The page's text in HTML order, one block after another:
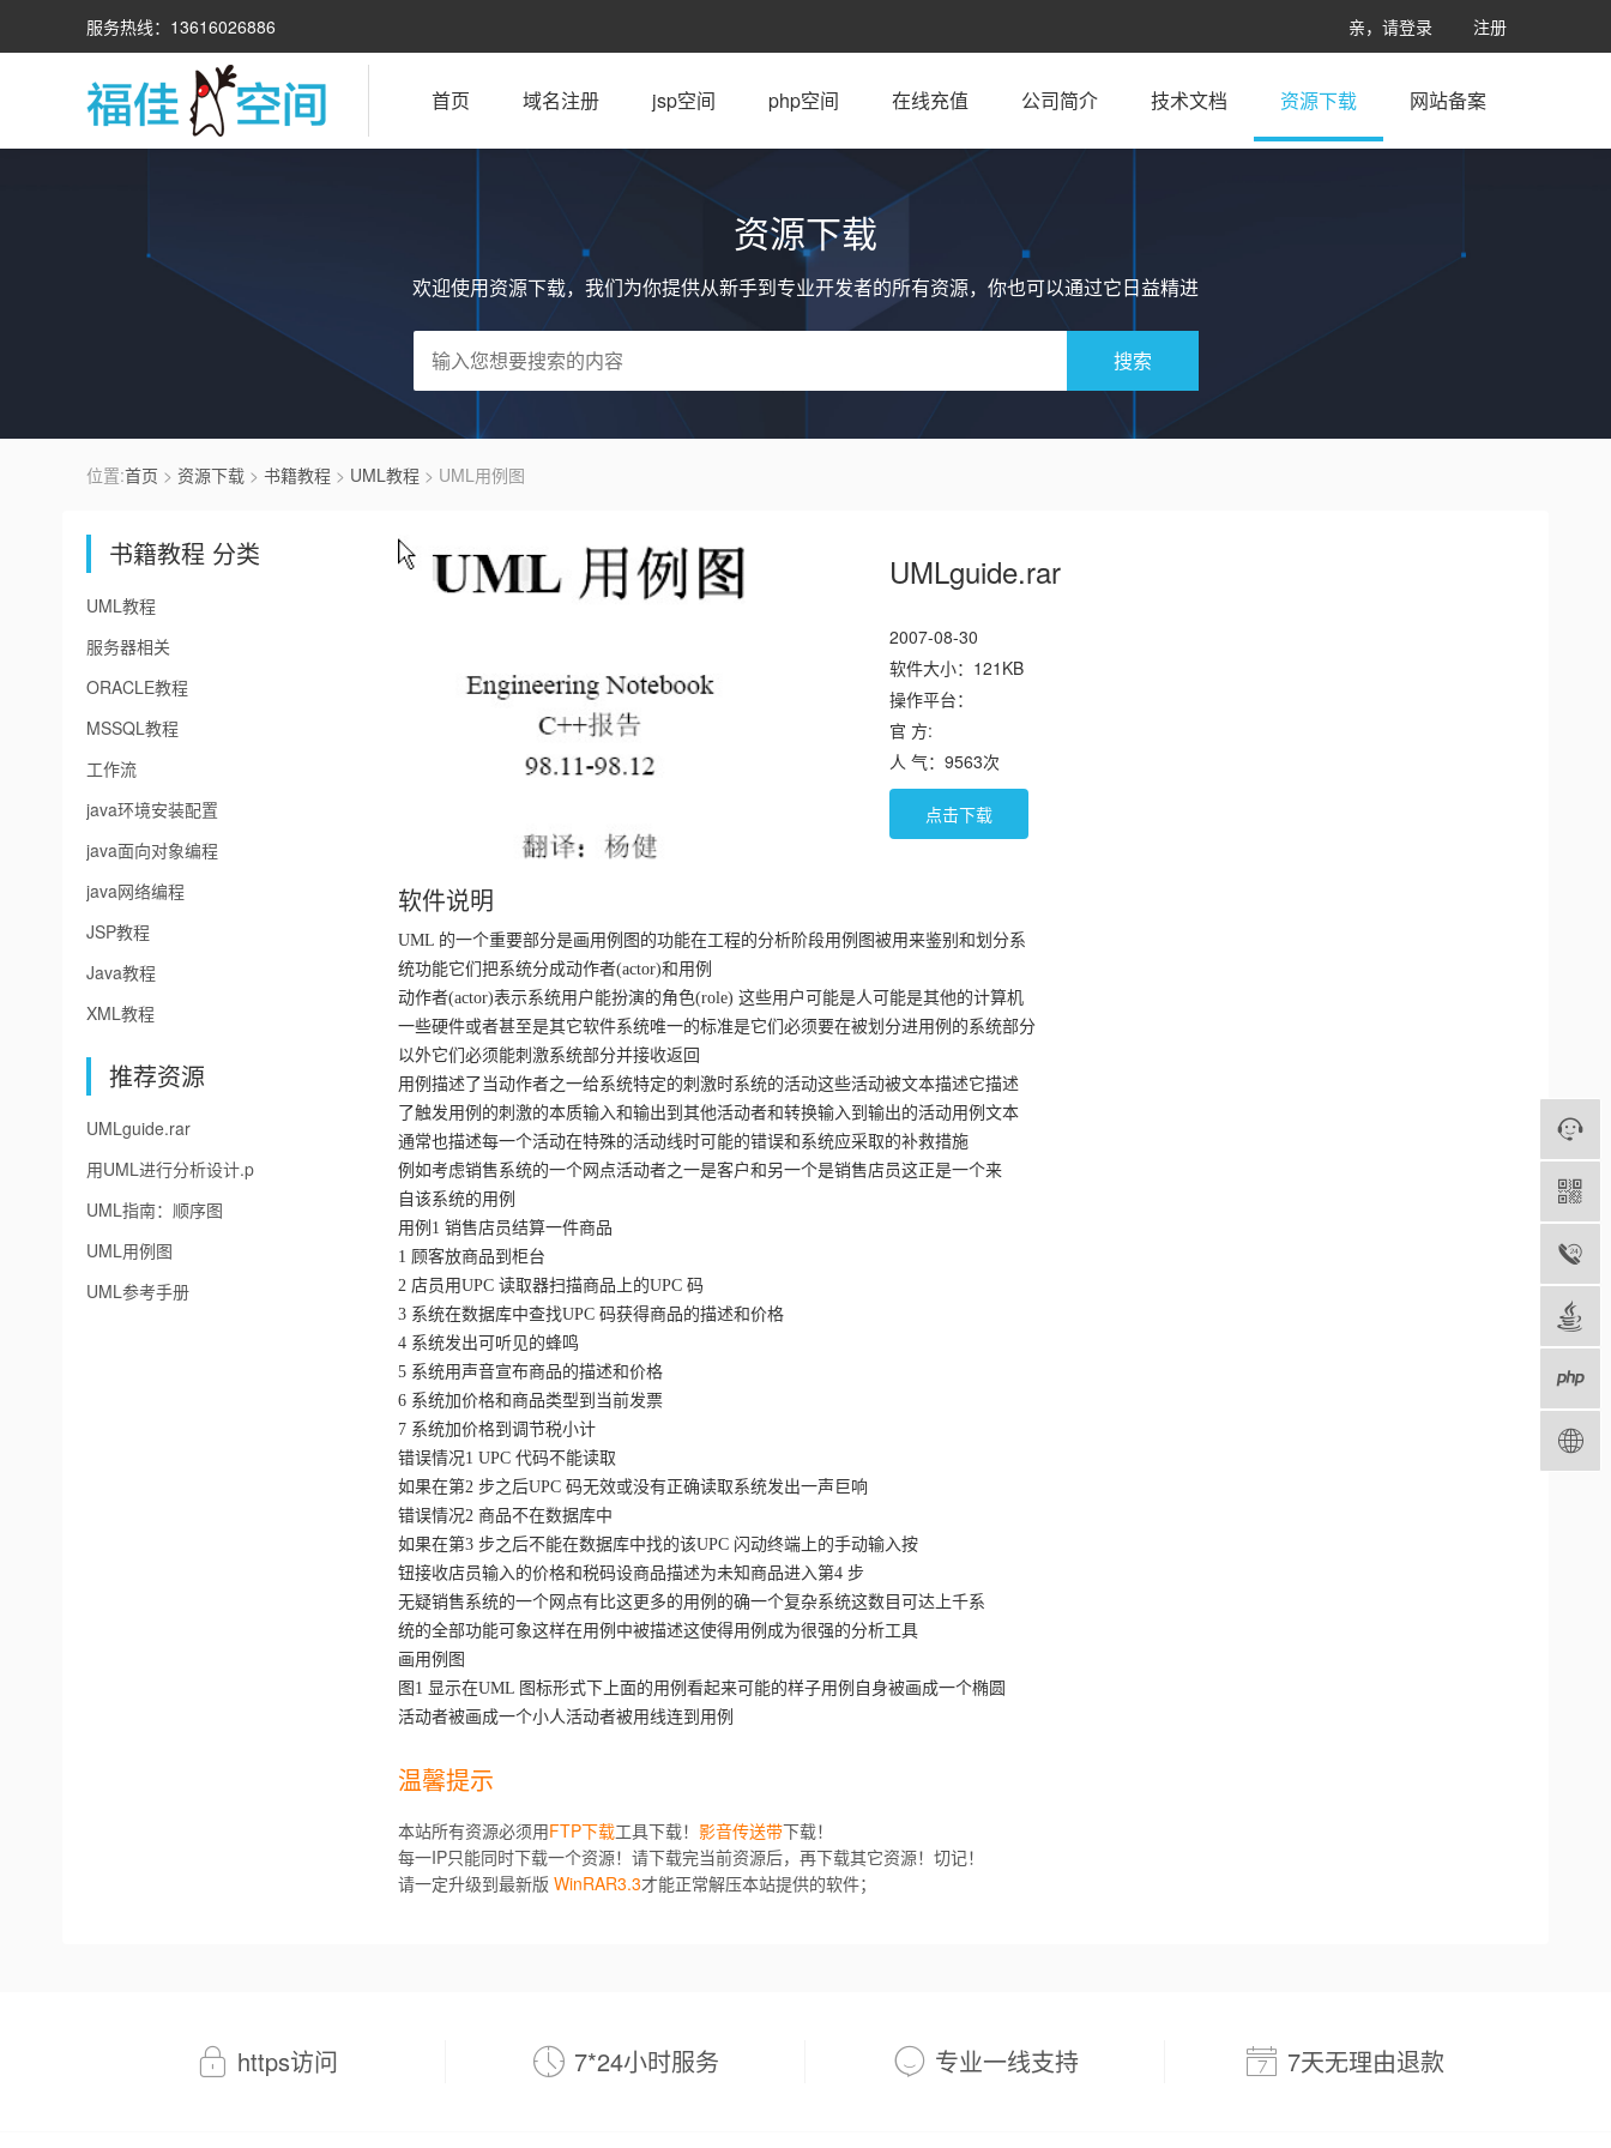
亲，请登录 注册
服务热线：13616026886
首页 域名注册 jsp空间 php空间 在线充值 公司简介 技术文档 资源下载 网站备案
资源下载
欢迎使用资源下载，我们为你提供从新手到专业开发者的所有资源，你也可以通过它日益精进
搜索
位置:首页 > 资源下载 > 书籍教程 > UML教程 > UML用例图
书籍教程 分类
UML教程
服务器相关
ORACLE教程
MSSQL教程
工作流
java环境安装配置
java面向对象编程
java网络编程
JSP教程
Java教程
XML教程
推荐资源
UMLguide.rar
用UML进行分析设计.p
UML指南：顺序图
UML用例图
UML参考手册
UMLguide.rar
2007-08-30
软件大小：121KB
操作平台：
官 方:
人 气：9563次
点击下载
软件说明
UML 的一个重要部分是画用例图的功能在工程的分析阶段用例图被用来鉴别和划分系
统功能它们把系统分成动作者(actor)和用例
动作者(actor)表示系统用户能扮演的角色(role) 这些用户可能是人可能是其他的计算机
一些硬件或者甚至是其它软件系统唯一的标准是它们必须要在被划分进用例的系统部分
以外它们必须能刺激系统部分并接收返回
用例描述了当动作者之一给系统特定的刺激时系统的活动这些活动被文本描述它描述
了触发用例的刺激的本质输入和输出到其他活动者和转换输入到输出的活动用例文本
通常也描述每一个活动在特殊的活动线时可能的错误和系统应采取的补救措施
例如考虑销售系统的一个网点活动者之一是客户和另一个是销售店员这正是一个来
自该系统的用例
用例1 销售店员结算一件商品
1 顾客放商品到柜台
2 店员用UPC 读取器扫描商品上的UPC 码
3 系统在数据库中查找UPC 码获得商品的描述和价格
4 系统发出可听见的蜂鸣
5 系统用声音宣布商品的描述和价格
6 系统加价格和商品类型到当前发票
7 系统加价格到调节税小计
错误情况1 UPC 代码不能读取
如果在第2 步之后UPC 码无效或没有正确读取系统发出一声巨响
错误情况2 商品不在数据库中
如果在第3 步之后不能在数据库中找的该UPC 闪动终端上的手动输入按
钮接收店员输入的价格和税码设商品描述为未知商品进入第4 步
无疑销售系统的一个网点有比这更多的用例的确一个复杂系统这数目可达上千系
统的全部功能可象这样在用例中被描述这使得用例成为很强的分析工具
画用例图
图1 显示在UML 图标形式下上面的用例看起来可能的样子用例自身被画成一个椭圆
活动者被画成一个小人活动者被用线连到用例
温馨提示
本站所有资源必须用FTP下载工具下载！ 影音传送带下载！
每一IP只能同时下载一个资源！请下载完当前资源后，再下载其它资源！切记！
请一定升级到最新版 WinRAR3.3才能正常解压本站提供的软件；
https访问 7*24小时服务 专业一线支持 7天无理由退款